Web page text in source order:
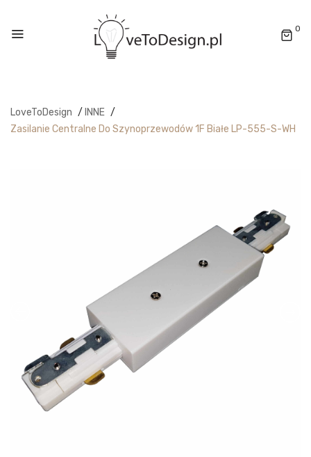
0
LoveToDesign / INNE /
Zasilanie Centralne Do Szynoprzewodów 1F Białe LP-555-S-WH